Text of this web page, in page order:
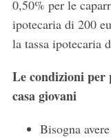
0,50% per le
ipotecaria di 200
la tassa ipotecaria
Le condizioni per
casa giovani
Bisogna